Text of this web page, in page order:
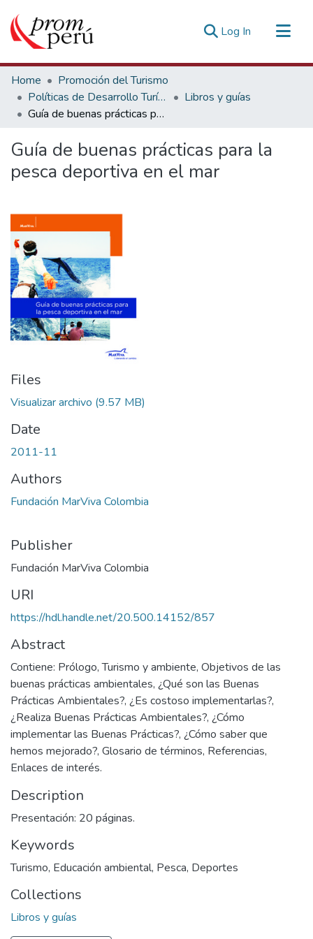
Log In (current)
Communities & Collections
All of DSpace
Statistics
Estadísticas Externas
Home
Promoción del Turismo
Políticas de Desarrollo Turístico
Libros y guías
Guía de buenas prácticas para la pesca deportiva en el mar
Guía de buenas prácticas para la
pesca deportiva en el mar
Files
Visualizar archivo (9.57 MB)
Date
2011-11
Authors
Fundación MarViva Colombia
Publisher
Fundación MarViva Colombia
URI
https://hdl.handle.net/20.500.14152/857
Abstract
Contiene: Prólogo, Turismo y ambiente, Objetivos de las
buenas prácticas ambientales, ¿Qué son las Buenas
Prácticas Ambientales?, ¿Es costoso implementarlas?,
¿Realiza Buenas Prácticas Ambientales?, ¿Cómo
implementar las Buenas Prácticas?, ¿Cómo saber que
hemos mejorado?, Glosario de términos, Referencias,
Enlaces de interés.
Description
Presentación: 20 páginas.
Keywords
Turismo, Educación ambiental, Pesca, Deportes
Collections
Libros y guías